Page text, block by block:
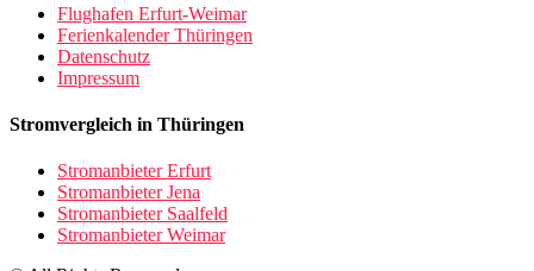
Flughafen Erfurt-Weimar
Ferienkalender Thüringen
Datenschutz
Impressum
Stromvergleich in Thüringen
Stromanbieter Erfurt
Stromanbieter Jena
Stromanbieter Saalfeld
Stromanbieter Weimar